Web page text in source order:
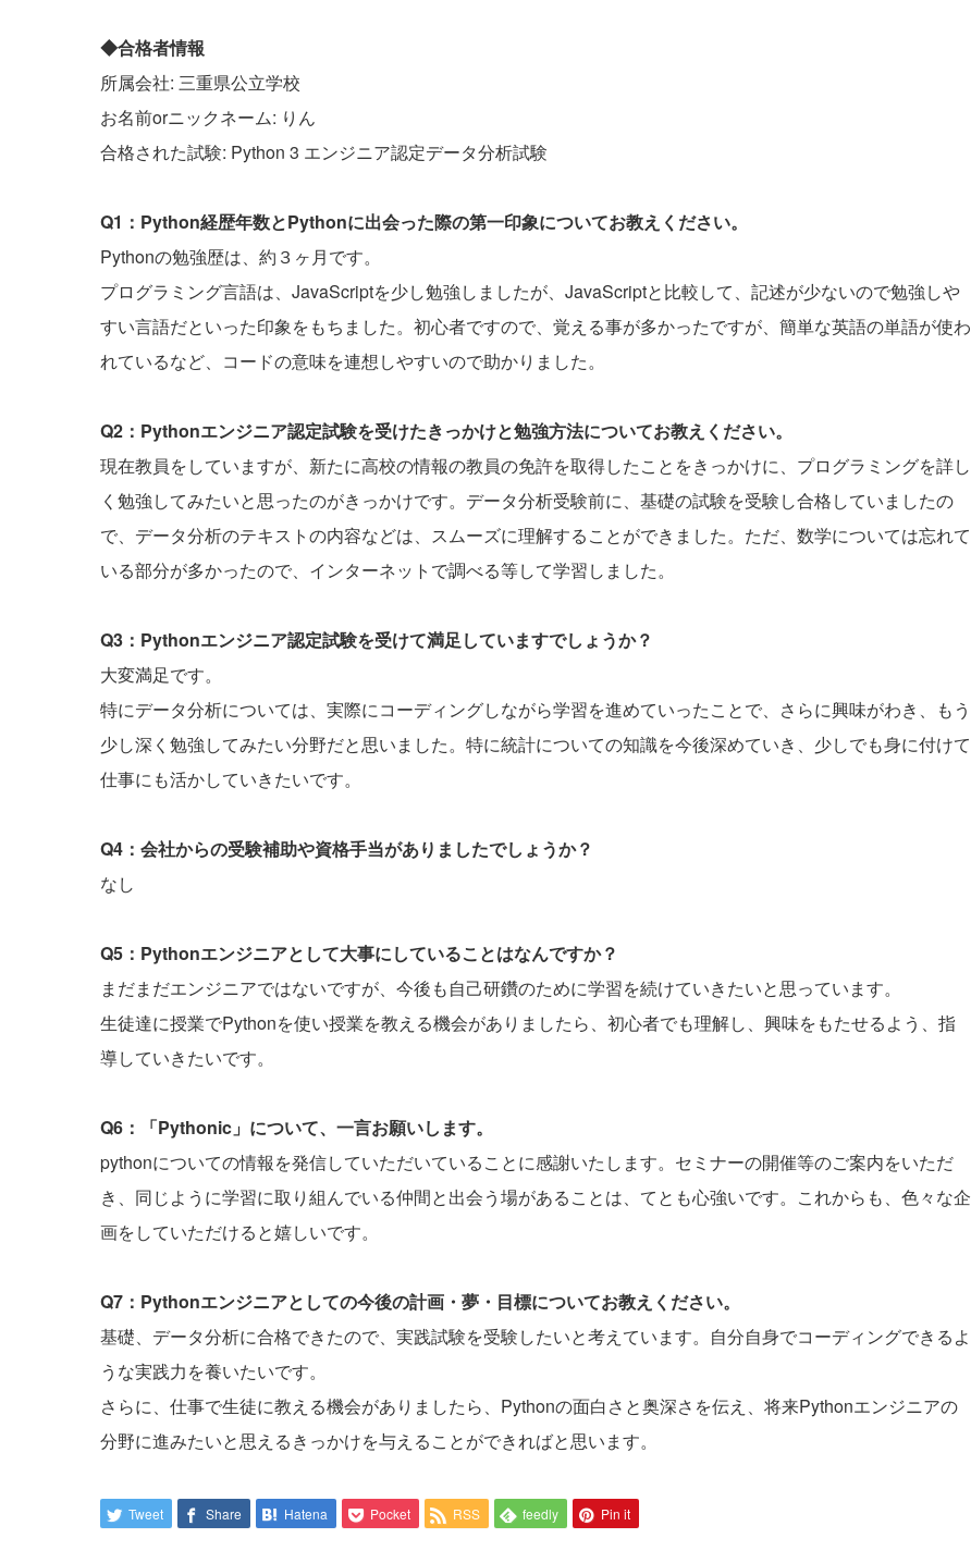
◆合格者情報
所属会社: 三重県公立学校
お名前orニックネーム: りん
合格された試験: Python 3 エンジニア認定データ分析試験
Q1：Python経歴年数とPythonに出会った際の第一印象についてお教えください。
Pythonの勉強歴は、約３ヶ月です。
プログラミング言語は、JavaScriptを少し勉強しましたが、JavaScriptと比較して、記述が少ないので勉強しや
すい言語だといった印象をもちました。初心者ですので、覚える事が多かったですが、簡単な英語の単語が使わ
れているなど、コードの意味を連想しやすいので助かりました。
Q2：Pythonエンジニア認定試験を受けたきっかけと勉強方法についてお教えください。
現在教員をしていますが、新たに高校の情報の教員の免許を取得したことをきっかけに、プログラミングを詳し
く勉強してみたいと思ったのがきっかけです。データ分析受験前に、基礎の試験を受験し合格していましたの
で、データ分析のテキストの内容などは、スムーズに理解することができました。ただ、数学については忘れて
いる部分が多かったので、インターネットで調べる等して学習しました。
Q3：Pythonエンジニア認定試験を受けて満足していますでしょうか？
大変満足です。
特にデータ分析については、実際にコーディングしながら学習を進めていったことで、さらに興味がわき、もう
少し深く勉強してみたい分野だと思いました。特に統計についての知識を今後深めていき、少しでも身に付けて
仕事にも活かしていきたいです。
Q4：会社からの受験補助や資格手当がありましたでしょうか？
なし
Q5：Pythonエンジニアとして大事にしていることはなんですか？
まだまだエンジニアではないですが、今後も自己研鑽のために学習を続けていきたいと思っています。
生徒達に授業でPythonを使い授業を教える機会がありましたら、初心者でも理解し、興味をもたせるよう、指
導していきたいです。
Q6：「Pythonic」について、一言お願いします。
pythonについての情報を発信していただいていることに感謝いたします。セミナーの開催等のご案内をいただ
き、同じように学習に取り組んでいる仲間と出会う場があることは、てとも心強いです。これからも、色々な企
画をしていただけると嬉しいです。
Q7：Pythonエンジニアとしての今後の計画・夢・目標についてお教えください。
基礎、データ分析に合格できたので、実践試験を受験したいと考えています。自分自身でコーディングできるよ
うな実践力を養いたいです。
さらに、仕事で生徒に教える機会がありましたら、Pythonの面白さと奥深さを伝え、将来Pythonエンジニアの
分野に進みたいと思えるきっかけを与えることができればと思います。
Tweet Share Hatena Pocket RSS feedly Pin it